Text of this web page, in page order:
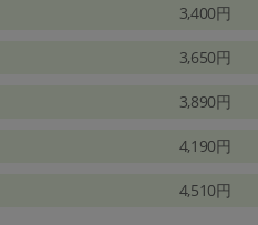
3,400円
3,650円
3,890円
4,190円
4,510円